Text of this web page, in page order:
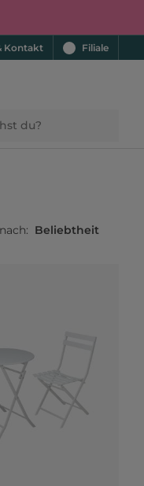
Kontakt Filiale
Beliebtheit